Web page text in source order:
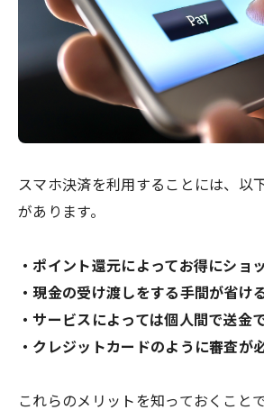
スマホ決済を利用することには、以
があります。
・ポイント還元によってお得にショ
・現金の受け渡しをする手間が省け
・サービスによっては個人間で送金
・クレジットカードのように審査が
これらのメリットを知っておくこと